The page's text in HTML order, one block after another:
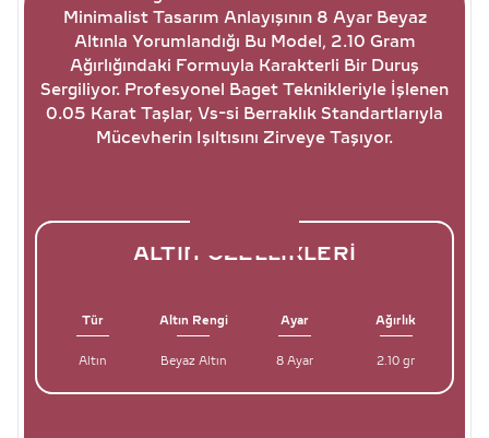
Minimalist Tasarım Anlayışının 8 Ayar Beyaz
Altınla Yorumlandığı Bu Model, 2.10 Gram
Ağırlığındaki Formuyla Karakterli Bir Duruş
Sergiliyor. Profesyonel Baget Teknikleriyle İşlenen
0.05 Karat Taşlar, Vs-si Berraklık Standartlarıyla
Mücevherin Işıltısını Zirveye Taşıyor.
ALTIN ÖZELLIKLERI
Tür Altın Rengi Ayar Ağırlık
Altın Beyaz Altın 8 Ayar 2.10 gr